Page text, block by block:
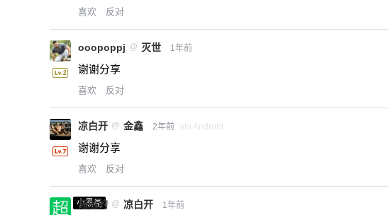
喜欢 反对
ooopoppj @ 灭世 1年前
谢谢分享
喜欢 反对
凉白开 @ 金鑫 2年前 via Android
谢谢分享
喜欢 反对
小黑屋
超凶的 @ 凉白开 1年前